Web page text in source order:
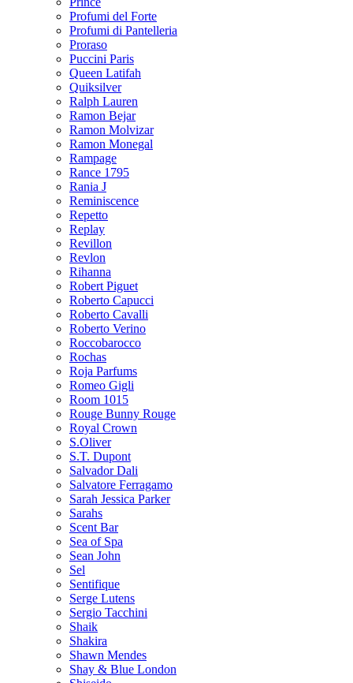
Profumi del Forte
Profumi di Pantelleria
Proraso
Puccini Paris
Queen Latifah
Quiksilver
Ralph Lauren
Ramon Bejar
Ramon Molvizar
Ramon Monegal
Rampage
Rance 1795
Rania J
Reminiscence
Repetto
Replay
Revillon
Revlon
Rihanna
Robert Piguet
Roberto Capucci
Roberto Cavalli
Roberto Verino
Roccobarocco
Rochas
Roja Parfums
Romeo Gigli
Room 1015
Rouge Bunny Rouge
Royal Crown
S.Oliver
S.T. Dupont
Salvador Dali
Salvatore Ferragamo
Sarah Jessica Parker
Sarahs
Scent Bar
Sea of Spa
Sean John
Sel
Sentifique
Serge Lutens
Sergio Tacchini
Shaik
Shakira
Shawn Mendes
Shay & Blue London